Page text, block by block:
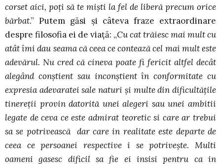
corset aici, poţi să te mişti la fel de liberă precum orice
bărbat.” Putem găsi şi câteva fraze extraordinare
despre filosofia ei de viaţă: „Cu cat trăiesc mai mult cu
atât îmi dau seama că ceea ce contează cel mai mult este
adevărul. Nu cred că cineva poate fi fericit altfel decât
alegând conştient sau inconştient în conformitate cu
expresia adevaratei sale naturi şi multe din dificultăţile
tinereţii provin datorită unei alegeri sau unei ambitii
legate de ceva ce este admirat teoretic si care ar trebui
sa se potrivească dar care in realitate este departe de
ceea ce persoanei respective i se potriveşte. Multi
oameni gasesc dificil sa fie ei insisi pentru ca in